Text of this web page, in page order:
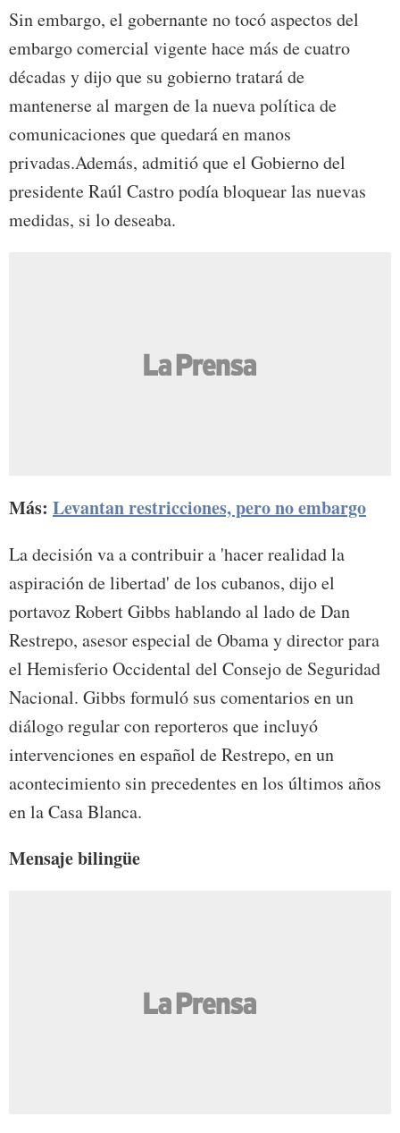
Sin embargo, el gobernante no tocó aspectos del
embargo comercial vigente hace más de cuatro
décadas y dijo que su gobierno tratará de
mantenerse al margen de la nueva política de
comunicaciones que quedará en manos
privadas.Además, admitió que el Gobierno del
presidente Raúl Castro podía bloquear las nuevas
medidas, si lo deseaba.
Más: Levantan restricciones, pero no embargo
La decisión va a contribuir a 'hacer realidad la
aspiración de libertad' de los cubanos, dijo el
portavoz Robert Gibbs hablando al lado de Dan
Restrepo, asesor especial de Obama y director para
el Hemisferio Occidental del Consejo de Seguridad
Nacional. Gibbs formuló sus comentarios en un
diálogo regular con reporteros que incluyó
intervenciones en español de Restrepo, en un
acontecimiento sin precedentes en los últimos años
en la Casa Blanca.
Mensaje bilingüe